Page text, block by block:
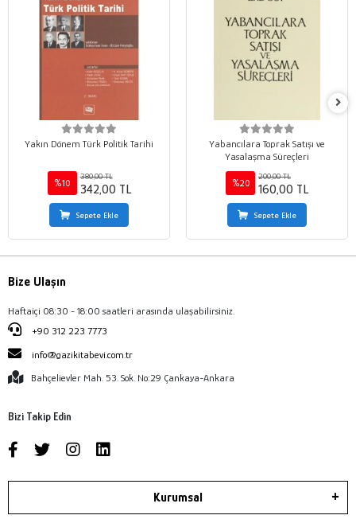
Yakın Dönem Türk Politik Tarihi
%10
380,00 TL
342,00 TL
Sepete Ekle
Yabancılara Toprak Satışı ve
Yasalaşma Süreçleri
%20
200,00 TL
160,00 TL
Sepete Ekle
Bize Ulaşın
Haftaiçi 08:30 - 18:00 saatleri arasında ulaşabilirsiniz.
+90 312 223 7773
info@gazikitabevi.com.tr
Bahçelievler Mah. 53. Sok. No:29 Çankaya-Ankara
Bizi Takip Edin
Kurumsal